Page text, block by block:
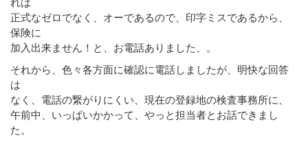
正式なゼロでなく、オーであるので、印字ミスであるから、
保険に
加入出来ません！と、お電話ありました、。
それから、色々各方面に確認に電話しましたが、明快な回答
は
なく、電話の繋がりにくい、現在の登録地の検査事務所に、
午前中、いっぱいかかって、やっと担当者とお話できまし
た。